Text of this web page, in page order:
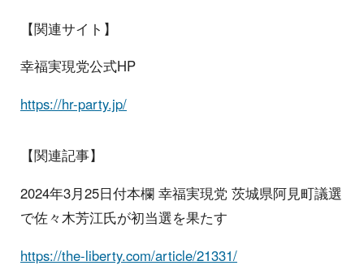
【関連サイト】
幸福実現党公式HP
https://hr-party.jp/
【関連記事】
2024年3月25日付本欄 幸福実現党 茨城県阿見町議選
で佐々木芳江氏が初当選を果たす
https://the-liberty.com/article/21331/